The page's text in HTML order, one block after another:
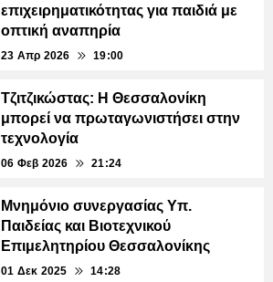
επιχειρηματικότητας για παιδιά με
οπτική αναπηρία
23 Απρ 2026 19:00
Τζιτζικώστας: Η Θεσσαλονίκη
μπορεί να πρωταγωνιστήσει στην
τεχνολογία
06 Φεβ 2026 21:24
Μνημόνιο συνεργασίας Υπ.
Παιδείας και Βιοτεχνικού
Επιμελητηρίου Θεσσαλονίκης
01 Δεκ 2025 14:28